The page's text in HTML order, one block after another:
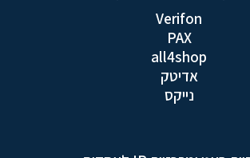
Verifon
PAX
all4shop
אדיטק
נייקס